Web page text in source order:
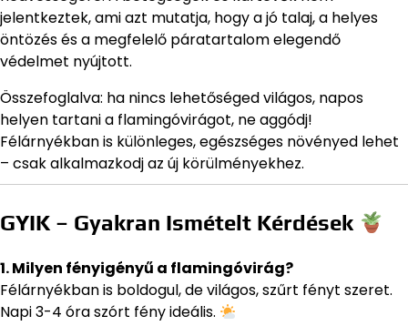
jelentkeztek, ami azt mutatja, hogy a jó talaj, a helyes
öntözés és a megfelelő páratartalom elegendő
védelmet nyújtott.
Összefoglalva: ha nincs lehetőséged világos, napos
helyen tartani a flamingóvirágot, ne aggódj!
Félárnyékban is különleges, egészséges növényed lehet
– csak alkalmazkodj az új körülményekhez.
GYIK – Gyakran Ismételt Kérdések
1. Milyen fényigényű a flamingóvirág?
Félárnyékban is boldogul, de világos, szűrt fényt szeret.
Napi 3-4 óra szórt fény ideális.